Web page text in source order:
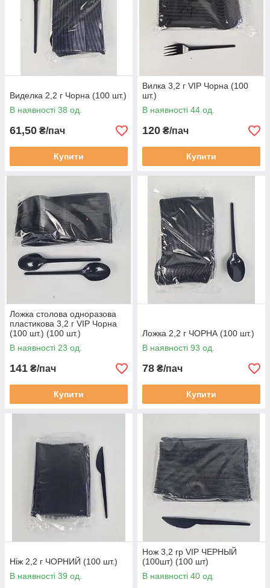
Виделка 2,2 г Чорна (100 шт.)
В наявності 38 од.
61,50 ₴/пач
Купити
Вилка 3,2 г VIP Чорна (100
шт.)
В наявності 44 од.
120 ₴/пач
Купити
Ложка столова одноразова
пластикова 3,2 г VIP Чорна
(100 шт.) (100 шт.)
В наявності 23 од.
141 ₴/пач
Купити
Ложка 2,2 г ЧОРНА (100 шт.)
В наявності 93 од.
78 ₴/пач
Купити
Ніж 2,2 г ЧОРНИЙ (100 шт.)
В наявності 39 од.
Нож 3,2 гр VIP ЧЕРНЫЙ
(100шт) (100 шт)
В наявності 40 од.